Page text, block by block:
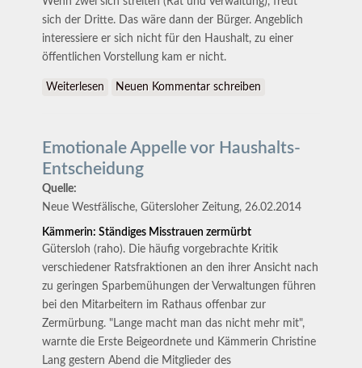
sich der Dritte. Das wäre dann der Bürger. Angeblich
interessiere er sich nicht für den Haushalt, zu einer
öffentlichen Vorstellung kam er nicht.
Weiterlesen über Bürger bleiben im Wahlkampf eher zu Hause
Neuen Kommentar schreiben
Emotionale Appelle vor Haushalts-
Entscheidung
Quelle:
Neue Westfälische, Gütersloher Zeitung, 26.02.2014
Kämmerin: Ständiges Misstrauen zermürbt
Gütersloh (raho). Die häufig vorgebrachte Kritik
verschiedener Ratsfraktionen an den ihrer Ansicht nach
zu geringen Sparbemühungen der Verwaltungen führen
bei den Mitarbeitern im Rathaus offenbar zur
Zermürbung. "Lange macht man das nicht mehr mit",
warnte die Erste Beigeordnete und Kämmerin Christine
Lang gestern Abend die Mitglieder des